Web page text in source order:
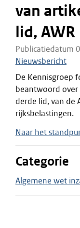
van
lid, AWR
Publicatiedatum
Nieuwsbericht
De Kennisgroep
beantwoord
derde lid, van de
rijksbelastingen.
Naar het
Categorie
Algemene wet